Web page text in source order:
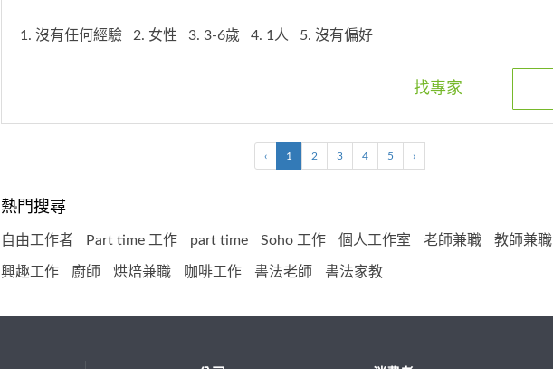
1. 沒有任何經驗 2. 女性 3. 3-6歲 4. 1人 5. 沒有偏好
找專家
‹ 1 2 3 4 5 ›
熱門搜尋
自由工作者 Part time 工作 part time Soho 工作 個人工作室 老師兼職 教師兼職
興趣工作 廚師 烘焙兼職 咖啡工作 書法老師 書法家教